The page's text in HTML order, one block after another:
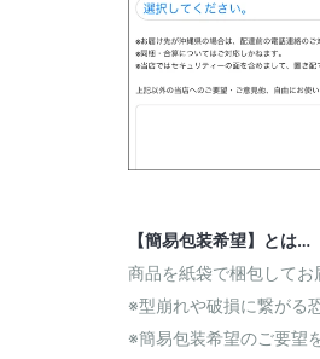
【簡易包装希望】とは…
商品を紙袋で梱包してお
※型崩れや破損に繋がる
※簡易包装希望のご要望